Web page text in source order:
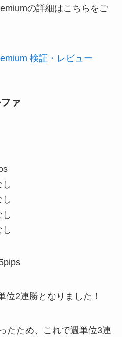
の詳細はこちらをご
検証・レビュー
ァ
位2連勝となりました！
たため、これで週単位3連